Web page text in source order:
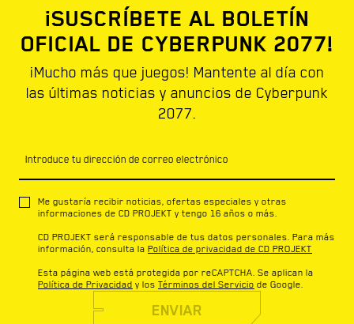
¡SUSCRÍBETE AL BOLETÍN
OFICIAL DE CYBERPUNK 2077!
¡Mucho más que juegos! Mantente al día con
las últimas noticias y anuncios de Cyberpunk
2077.
Introduce tu dirección de correo electrónico
Me gustaría recibir noticias, ofertas especiales y otras
informaciones de CD PROJEKT y tengo 16 años o más.
CD PROJEKT será responsable de tus datos personales. Para más
información, consulta la Política de privacidad de CD PROJEKT
Esta página web está protegida por reCAPTCHA. Se aplican la
Política de Privacidad y los Términos del Servicio de Google.
ENVIAR